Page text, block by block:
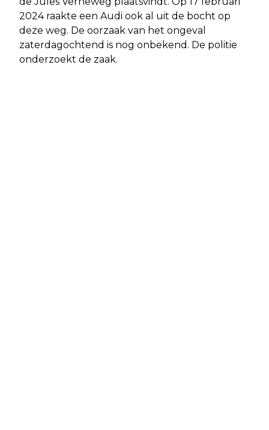
2024 raakte een Audi ook al uit de bocht op
deze weg. De oorzaak van het ongeval
zaterdagochtend is nog onbekend. De politie
onderzoekt de zaak.